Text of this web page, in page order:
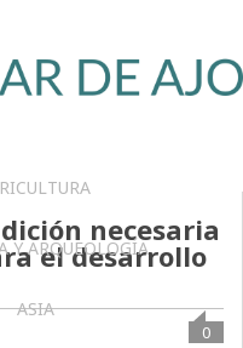
Y ARQUEOLOGÍA
ASIA
necesaria
el desarrollo
0